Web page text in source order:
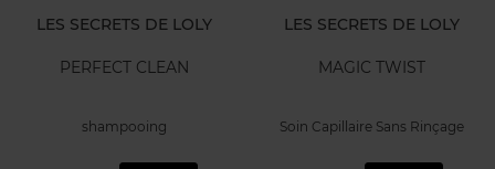
LES SECRETS DE LOLY
PERFECT CLEAN
shampooing
LES SECRETS DE LOLY
MAGIC TWIST
Soin Capillaire Sans Rinçage